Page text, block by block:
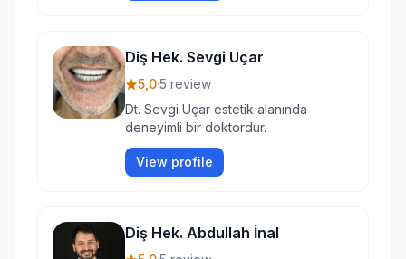
Diş Hek. Sevgi Uçar
5,0·5 review
Dt. Sevgi Uçar estetik alanında
deneyimli bir doktordur.
View profile
Diş Hek. Abdullah İnal